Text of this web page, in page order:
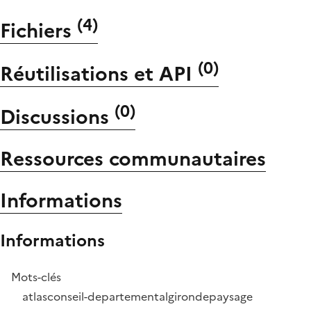
Fichiers (4)
Réutilisations et API (0)
Discussions (0)
Ressources communautaires
Informations
Informations
Mots-clés
atlasconseil-departementalgirondepaysage